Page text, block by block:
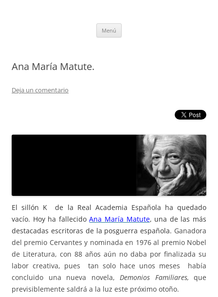
Menú
Ana María Matute.
Deja un comentario
El sillón K de la Real Academia Española ha quedado
vacío. Hoy ha fallecidoAna María Matute, una de las más
destacadas escritoras de la posguerra española. Ganadora
del premio Cervantes y nominada en 1976 al premio Nobel
de Literatura, con 88 años aún no daba por finalizada su
labor creativa, pues tan solo hace unos meses había
concluido una nueva novela, Demonios Familiares, que
previsiblemente saldrá a la luz este próximo otoño.